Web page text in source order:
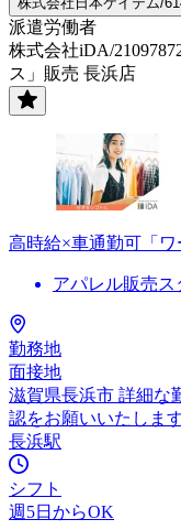
派遣労働者
株式会社iDA/
ス」販売 長浜店
高時給×車通勤可「
アパレル販売ス
勤務地
面接地
滋賀県長浜市 詳細な
認をお願いいたしま
長浜駅
シフト
週5日からOK